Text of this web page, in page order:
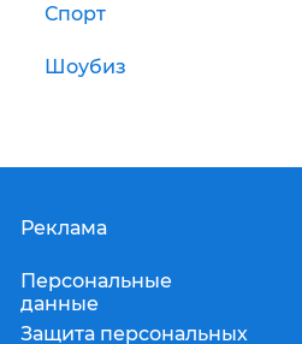
Спорт
Шоубиз
Реклама
Персональные
данные
Защита персональных